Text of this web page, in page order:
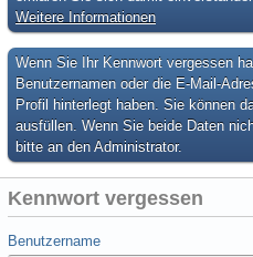
Weitere Informationen
Wenn Sie Ihr Kennwort vergessen
Benutzernamen oder die E-Mail-
Profil hinterlegt haben. Sie können
ausfüllen. Wenn Sie beide Daten
bitte an den Administrator.
Kennwort vergessen
Benutzername